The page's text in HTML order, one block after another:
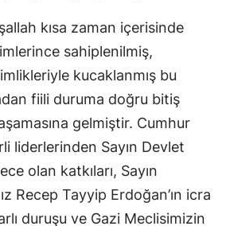
kısa zaman içerisinde
sahiplenilmiş,
kucaklanmış bu
fiili duruma doğru bitiş
gelmiştir. Cumhur
liderlerinden Sayın Devlet
olan katkıları, Sayın
Recep Tayyip Erdoğan’ın icra
duruşu ve Gazi Meclisimizin